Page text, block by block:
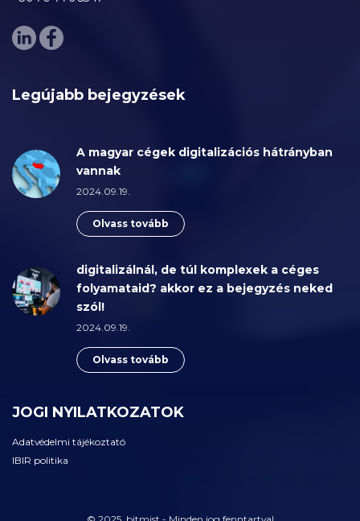
Legújabb bejegyzések
A magyar cégek digitalizációs hátrányban
vannak
2024.09.19.
Olvass tovább
digitalizálnál, de túl komplexek a céges
folyamataid? akkor ez a bejegyzés neked
szól!
2024.09.19.
Olvass tovább
JOGI NYILATKOZATOK
Adatvédelmi tájékoztató
IBIR politika